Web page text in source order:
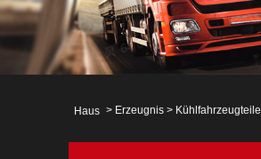
Haus > Erzeugnis > Kühlfahrzeugteile